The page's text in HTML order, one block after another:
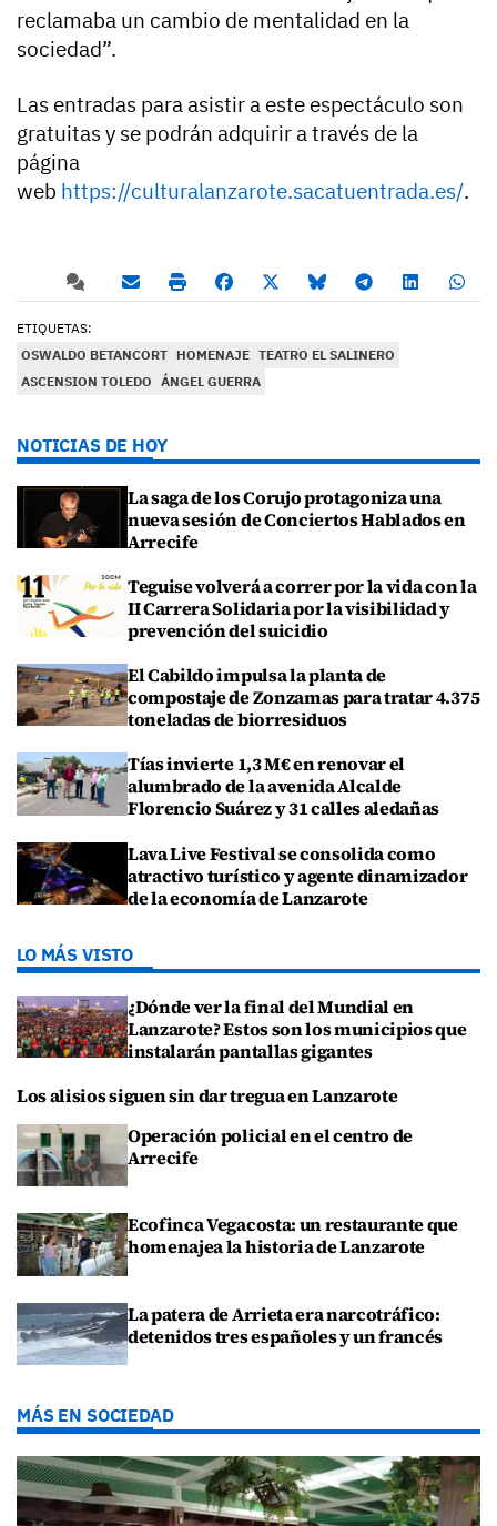
reclamaba un cambio de mentalidad en la
sociedad”.
Las entradas para asistir a este espectáculo son
gratuitas y se podrán adquirir a través de la
página
web https://culturalanzarote.sacatuentrada.es/.
ETIQUETAS:
OSWALDO BETANCORT HOMENAJE TEATRO EL SALINERO
ASCENSION TOLEDO ÁNGEL GUERRA
NOTICIAS DE HOY
La saga de los Corujo protagoniza una
nueva sesión de Conciertos Hablados en
Arrecife
Teguise volverá a correr por la vida con la
II Carrera Solidaria por la visibilidad y
prevención del suicidio
El Cabildo impulsa la planta de
compostaje de Zonzamas para tratar 4.375
toneladas de biorresiduos
Tías invierte 1,3 M€ en renovar el
alumbrado de la avenida Alcalde
Florencio Suárez y 31 calles aledañas
Lava Live Festival se consolida como
atractivo turístico y agente dinamizador
de la economía de Lanzarote
LO MÁS VISTO
¿Dónde ver la final del Mundial en
Lanzarote? Estos son los municipios que
instalarán pantallas gigantes
Los alisios siguen sin dar tregua en Lanzarote
Operación policial en el centro de
Arrecife
Ecofinca Vegacosta: un restaurante que
homenajea la historia de Lanzarote
La patera de Arrieta era narcotráfico:
detenidos tres españoles y un francés
MÁS EN SOCIEDAD